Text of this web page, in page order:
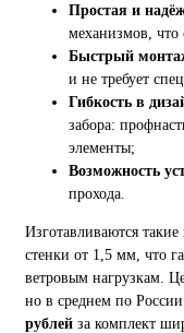
Простая и
механизмов, что
Быстрый
и не требует
Гибкость в
забора:
элементы;
Возможность
прохода.
Изготавливаются
стенки от 1,5 мм, что
ветровым нагрузкам.
но в среднем по
рублей за комплект